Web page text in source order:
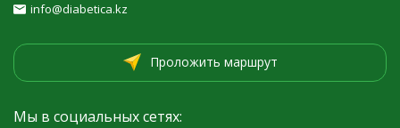
info@diabetica.kz
Проложить маршрут
Мы в социальных сетях: